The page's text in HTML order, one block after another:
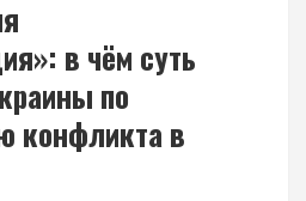
в чём суть
по
конфликта в